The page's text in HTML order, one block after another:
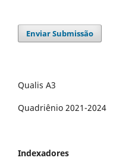
Enviar Submissão
Qualis A3
Quadriênio 2021-2024
Indexadores